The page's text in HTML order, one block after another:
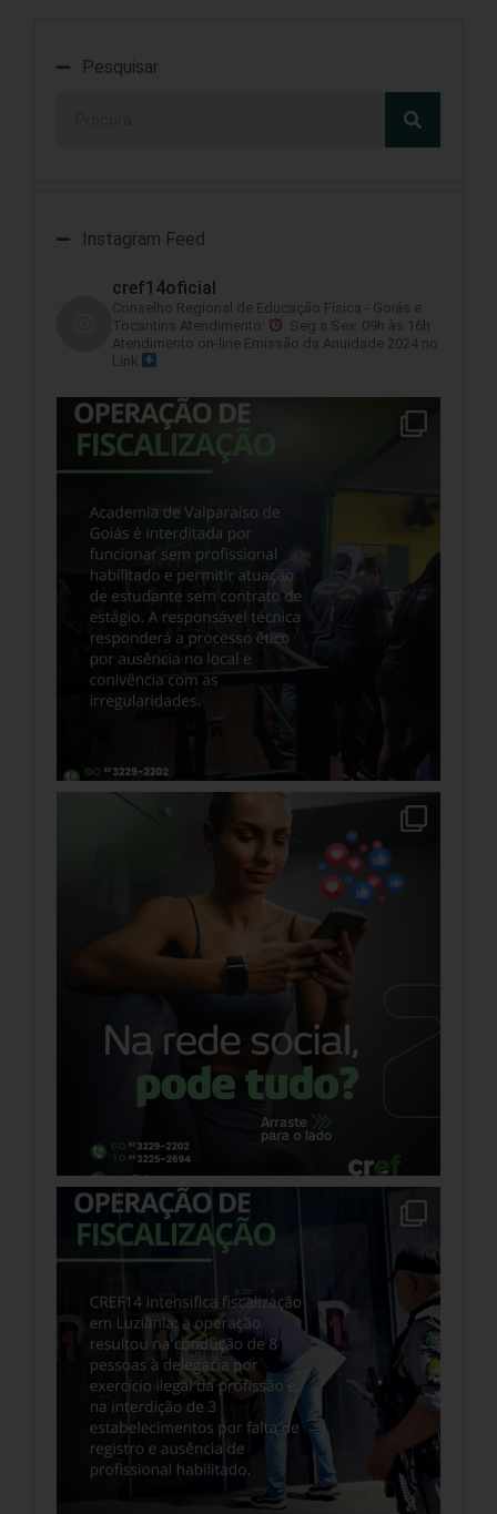
Pesquisar
Instagram Feed
cref14oficial
Conselho Regional de Educação Física - Goiás e
Tocantins Atendimento:
Seg a Sex: 09h às 16h
Atendimento on-line Emissão da Anuidade 2024 no
Link